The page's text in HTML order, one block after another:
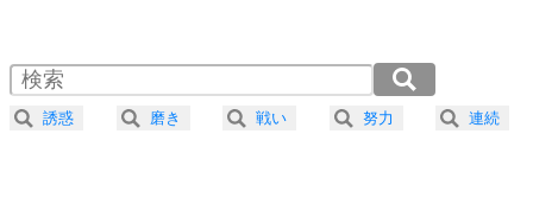
4 器の大きい人は、怒りを優しさで表現する。
プラス思考
2.0倍速 （249KB 1分3秒）
2.5倍速 （199KB 50秒）
3.0倍速 （166KB 42秒）
誘惑 磨き 戦い 努力 連続